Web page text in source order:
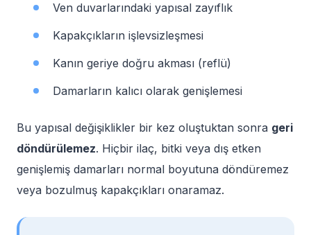
Ven duvarlarındaki yapısal zayıflık
Kapakçıkların işlevsizleşmesi
Kanın geriye doğru akması (reflü)
Damarların kalıcı olarak genişlemesi
Bu yapısal değişiklikler bir kez oluştuktan sonra geri
döndürülemez. Hiçbir ilaç, bitki veya dış etken
genişlemiş damarları normal boyutuna döndüremez
veya bozulmuş kapakçıkları onaramaz.